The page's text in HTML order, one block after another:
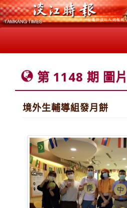
第 1148 期 圖
境外生輔導組發月餅